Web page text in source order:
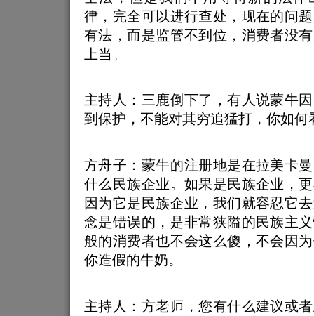
律，完全可以进行查处，现在的问
有法，而是监管不到位，消费者没
上当。
主持人：三鹿倒下了，有人说蒙牛
到保护，不能对其穷追猛打，你如何
方舟子：蒙牛的注册地是在拉美卡
什么民族企业。如果是民族企业，
因为它是民族企业，我们就容忍它
念是错误的，是非常狭隘的民族主
般的消费者也不会这么傻，不会因
你造假的牛奶。
主持人：方老师，您有什么建议或